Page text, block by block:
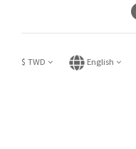
$ TWD English